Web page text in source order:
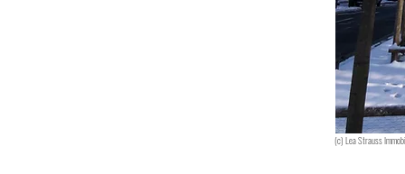
(c) Lea Strauss